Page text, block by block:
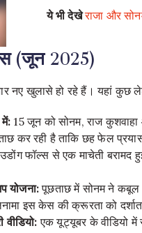
ये भी देखे राजा और
(जून 2025)
नए खुलासे हो रहे हैं। यहां कुछ
में: 15 जून को सोनम, राज
कर रही है ताकि छह फेल
फॉल्स से एक माचेती बरामद
योजना:पूछताछ में सोनम ने कबूल
इस केस की क्रूरता को
वीडियो: एक यूट्यूबर के वीडियो